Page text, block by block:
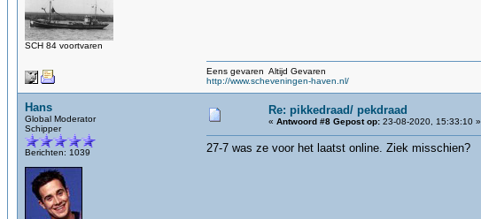
SCH 84 voortvaren
Eens gevaren Altijd Gevaren
http://www.scheveningen-haven.nl/
Hans
Global Moderator
Schipper
Berichten: 1039
Re: pikkedraad/ pekdraad
« Antwoord #8 Gepost op: 23-08-2020, 15:33:10 »
27-7 was ze voor het laatst online. Ziek misschien?